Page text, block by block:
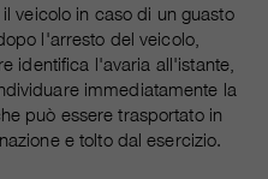
veicolo in caso di un guasto
l'arresto del veicolo,
identifica l'avaria all'istante,
immediatamente la
può essere trasportato in
e tolto dal esercizio.